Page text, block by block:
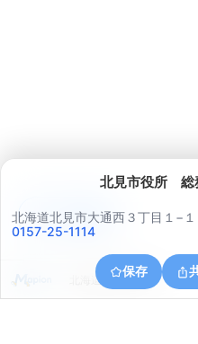
北見市役所 総
北海道北見市大通西３丁目１−１
0157-25-1114
保存
北海道北見市川東
アプリで見る